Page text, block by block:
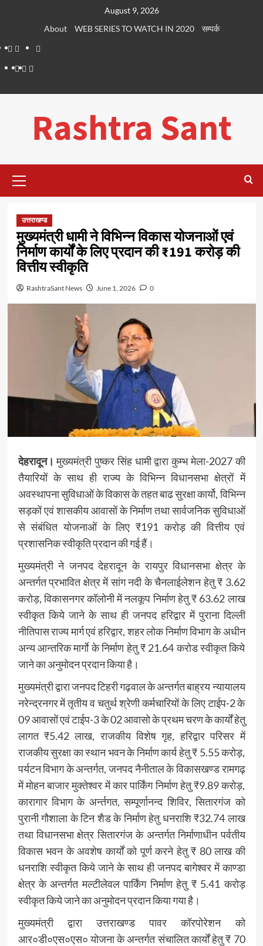
August 9, 2026
About
WEB SERIES TO WATCH IN 2020
सम्पर्क
About
WEB
SERIES
Dehradun
LifePlaces
सम्पर्क
Rashtra Sant
Menu
उत्तराखण्ड
मुख्यमंत्री धामी ने विभिन्न विकास योजनाओं एवं
निर्माण कार्यों के लिए प्रदान की ₹191 करोड़ की
वित्तीय स्वीकृति
RashtraSant News June 1, 2026 0
देहरादून। मुख्यमंत्री पुष्कर सिंह धामी द्वारा कुम्भ मेला-2027 की
तैयारियों के साथ ही राज्य के विभिन्न विधानसभा क्षेत्रों में
अवस्थापना सुविधाओं के विकास के तहत बाढ सुरक्षा कार्यो, विभिन्न
सड़कों एवं शासकीय आवासों के निर्माण तथा सार्वजनिक सुविधाओं
से संबंधित योजनाओं के लिए ₹191 करोड़ की वित्तीय एवं
प्रशासनिक स्वीकृति प्रदान की गई हैं।
मुख्यमंत्री ने जनपद देहरादून के रायपुर विधानसभा क्षेत्र के
अन्तर्गत प्रभावित क्षेत्र में सांग नदी के चैनलाईलेशन हेतु ₹ 3.62
करोड़, विकासनगर कॉलोनी में नलकूप निर्माण हेतु ₹ 63.62 लाख
स्वीकृत किये जाने के साथ ही जनपद हरिद्वार में पुराना दिल्ली
नीतिपास राज्य मार्ग एवं हरिद्वार, शहर लोक निर्माण विभाग के अधीन
अन्य आन्तरिक मार्गाे के निर्माण हेतु ₹ 21.64 करोड स्वीकृत किये
जाने का अनुमोदन प्रदान किया है।
मुख्यमंत्री द्वारा जनपद टिहरी गढ़वाल के अन्तर्गत बाह्रय न्यायालय
नरेन्द्रनगर में तृतीय व चतुर्थ श्रेणी कर्मचारियों के लिए टाईप-2 के
09 आवासों एवं टाईप-3 के 02 आवासो के प्रथम चरण के कार्यों हेतु
लागत ₹5.42 लाख, राजकीय विशेष गृह, हरिद्वार परिसर में
राजकीय सुरक्षा का स्थान भवन के निर्माण कार्य हेतु ₹ 5.55 करोड़,
पर्यटन विभाग के अन्तर्गत, जनपद नैनीताल के विकासखण्ड रामगढ़
में मोहन बाजार मुक्तेश्वर में कार पार्किंग निर्माण हेतु ₹9.89 करोड़,
कारागार विभाग के अर्न्तगत, सम्पूर्णानन्द शिविर, सितारगंज को
पुरानी गौशाला के टिन शैड के निर्माण हेतु धनराशि ₹32.74 लाख
तथा विधानसभा क्षेत्र सितारगंज के अन्तर्गत निर्माणाधीन पर्वतीय
विकास भवन के अवशेष कार्यों को पूर्ण करने हेतु ₹ 80 लाख की
धनराशि स्वीकृत किये जाने के साथ ही जनपद बागेश्वर में काण्डा
क्षेत्र के अन्तर्गत मल्टीलेवल पार्किंग निर्माण हेतु ₹ 5.41 करोड़
स्वीकृत किये जाने का अनुमोदन प्रदान किया गया है।
मुख्यमंत्री द्वारा उत्तराखण्ड पावर कॉरपोरेशन को
आर०डी०एस०एस० योजना के अन्तर्गत संचालित कार्यों हेतु ₹ 70